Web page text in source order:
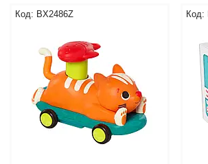
BX2486Z